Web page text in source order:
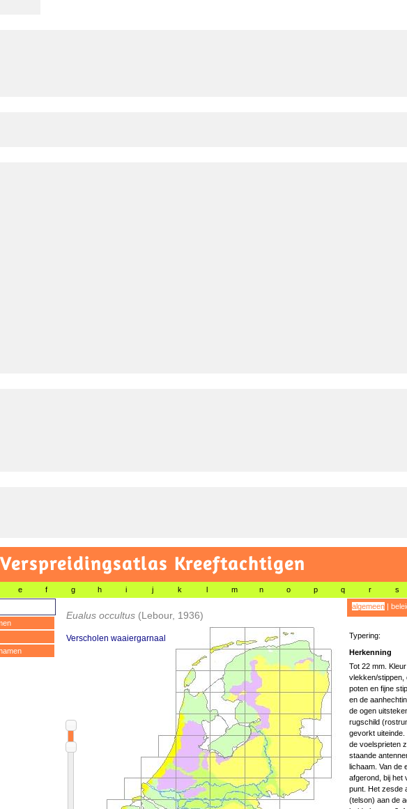
Verspreidingsatlas Kreeftachtigen
e f g h i j k l m n o p q r s
Eualus occultus (Lebour, 1936)
Verscholen waaiergarnaal
algemeen|
Typering:
Herkenning
Tot 22 mm.
vlekken/stippen,
poten en fijne
en de
de ogen
rugschild
gevorkt uiteinde.
de voelsprieten
staande
lichaam. Van de
afgerond, bij het
punt. Het zesde
(telson) aan de